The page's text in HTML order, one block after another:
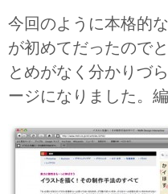
今回のように本格的
が初めてだったので
とめがなく分かりづ
ージになりました。